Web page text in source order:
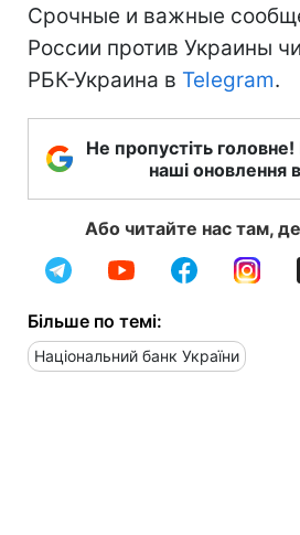
Срочные и важные
России против Украины
РБК-Украина в Telegram.
Не пропустіть
наші оновлення
Або читайте нас там,
Більше по темі:
Національний банк України